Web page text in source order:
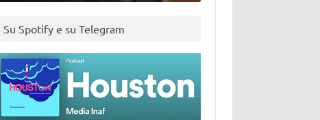
Su Spotify e su Telegram